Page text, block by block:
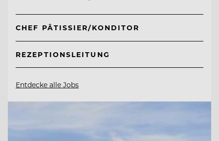
CHEF PÂTISSIER/KONDITOR
REZEPTIONSLEITUNG
Entdecke alle Jobs